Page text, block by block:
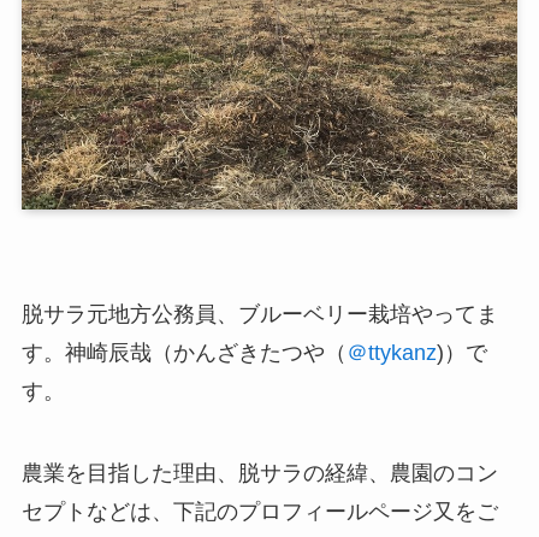
脱サラ元地方公務員、ブルーベリー栽培やってま
す。神崎辰哉（かんざきたつや（ ＠ttykanz)）で
す。
農業を目指した理由、脱サラの経緯、農園のコン
セプトなどは、下記のプロフィールページ又をご